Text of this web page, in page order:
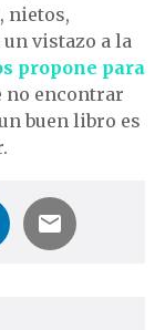
nietos,
vistazo a la
propone para
no encontrar
buen libro es